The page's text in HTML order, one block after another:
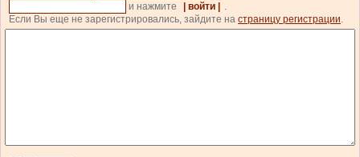
и нажмите
| войти |
.
Если Вы еще не зарегистрировались, зайдите на страницу регистрации.